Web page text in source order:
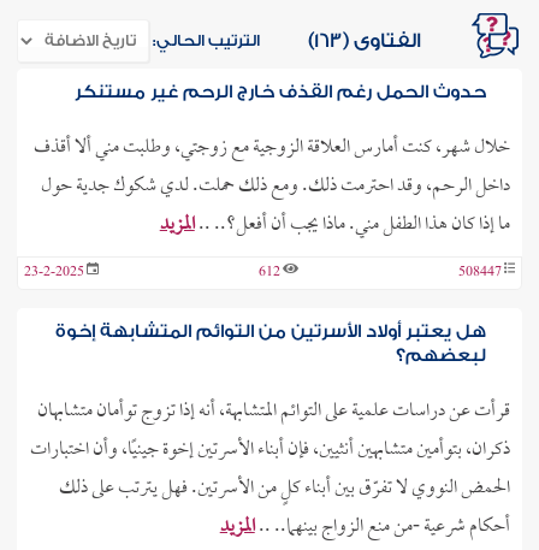
الفتاوى (163) الترتيب الحالي:
حدوث الحمل رغم القذف خارج الرحم غير مستنكر
خلال شهر، كنت أمارس العلاقة الزوجية مع زوجتي، وطلبت مني ألا أقذف
داخل الرحم، وقد احترمت ذلك. ومع ذلك حملت. لدي شكوك جدية حول
ما إذا كان هذا الطفل مني. ماذا يجب أن أفعل؟.. ..المزيد
508447
612
23-2-2025
هل يعتبر أولاد الأسرتين من التوائم المتشابهة إخوة
لبعضهم؟
قرأت عن دراسات علمية على التوائم المتشابهة، أنه إذا تزوج توأمان متشابهان
ذكران، بتوأمين متشابهين أنثيين، فإن أبناء الأسرتين إخوة جينيًا، وأن اختبارات
الحمض النووي لا تفرّق بين أبناء كلٍ من الأسرتين. فهل يترتب على ذلك
أحكام شرعية -من منع الزواج بينهما.. ..المزيد